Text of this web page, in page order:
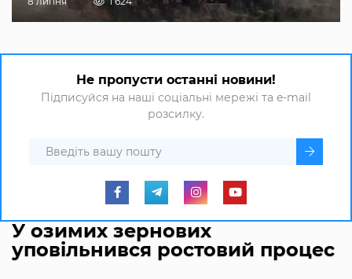
Не пропусти останні новини!
Підписуйся на наші соціальні мережі та e-mail
розсилку.
У озимих зернових
уповільнився ростовий процес